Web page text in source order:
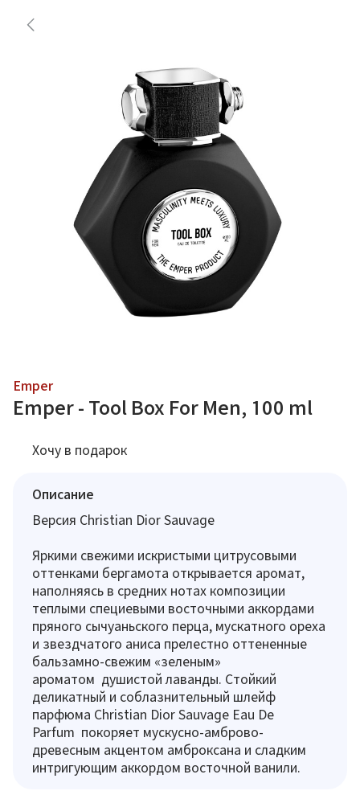
Emper
Emper - Tool Box For Men, 100 ml
Хочу в подарок
Описание
Версия Christian Dior Sauvage
Яркими свежими искристыми цитрусовыми
оттенками бергамота открывается аромат,
наполняясь в средних нотах композиции
теплыми специевыми восточными аккордами
пряного сычуаньского перца, мускатного ореха
и звездчатого аниса прелестно оттененные
бальзамно-свежим «зеленым»
ароматом душистой лаванды. Стойкий
деликатный и соблазнительный шлейф
парфюма Christian Dior Sauvage Eau De
Parfum покоряет мускусно-амброво-
древесным акцентом амброксана и сладким
интригующим аккордом восточной ванили.